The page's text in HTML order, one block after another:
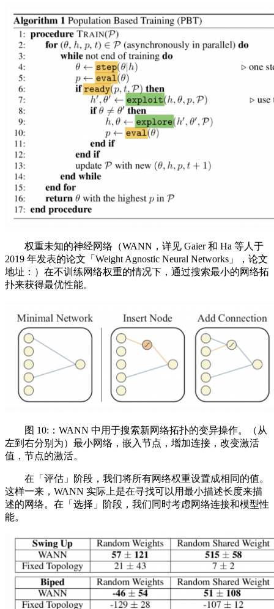
权重未知的神经网络（WANN，详见 Gaier 和 Ha 等人于
2019 年发表的论文「Weight Agnostic Neural Networks」，论文
地址：）在不训练网络权重的情况下，通过搜索最小的网络拓
扑来获得最优性能。
图 10:：WANN 中用于搜索新网络拓扑的变异操作。（从
左到右分别为）最小网络，嵌入节点，增加连接，改变激活
值，节点的激活。
在「评估」阶段，我们将所有网络权重设置成相同的值。
这样一来，WANN 实际上是在寻找可以用最小描述长度来描
述的网络。在「选择」阶段，我们同时考虑网络连接和模型性
能。